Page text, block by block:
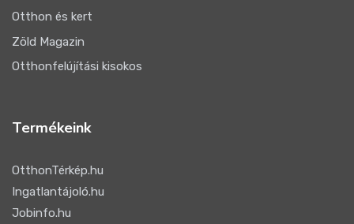
Otthon és kert
Zöld Magazin
Otthonfelújítási kisokos
Termékeink
OtthonTérkép.hu
Ingatlantájoló.hu
Jobinfo.hu